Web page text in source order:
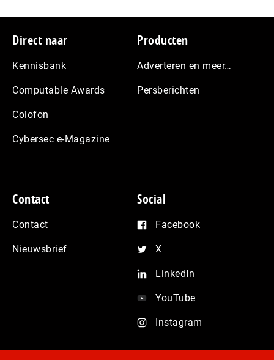
Footer
Direct naar
Kennisbank
Computable Awards
Colofon
Cybersec e-Magazine
Producten
Adverteren en meer…
Persberichten
Contact
Contact
Nieuwsbrief
Social
Facebook
X
LinkedIn
YouTube
Instagram